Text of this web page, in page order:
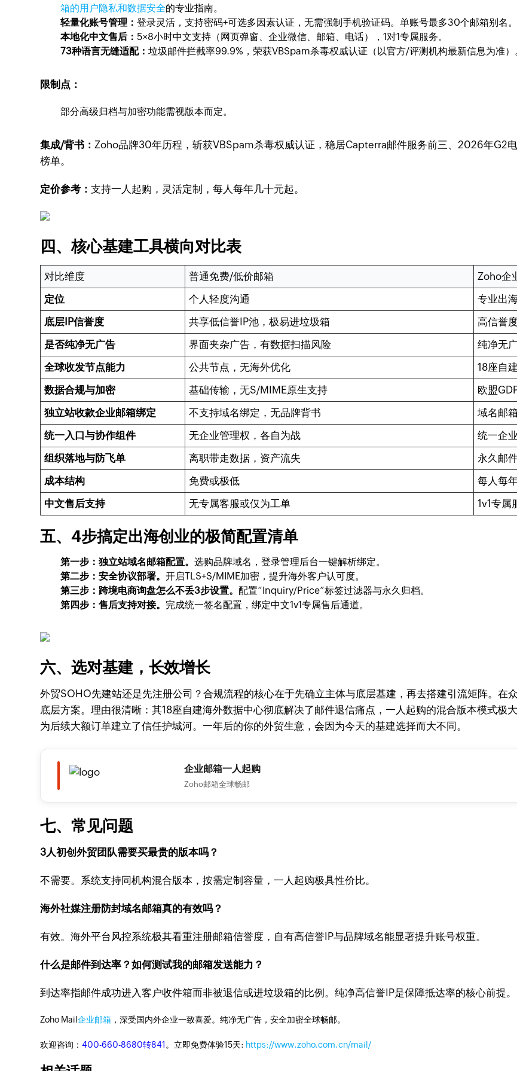
箱的用户隐私和数据安全的专业指南。
轻量化账号管理：登录灵活，支持密码+可选多因素认证，无需强制手机验证码。单账号最多30个邮箱别名。
本地化中文售后： 5×8小时中文支持（网页弹窗、企业微信、邮箱、电话），1对1专属服务。
73种语言无缝适配：垃圾邮件拦截率99.9%，荣获VBSpam杀毒权威认证（以官方/评测机构最新信息为准）
限制点：
部分高级归档与加密功能需视版本而定。
集成/背书：Zoho品牌30年历程，斩获VBSpam杀毒权威认证，稳居Capterra邮件服务前三、2026年G2
榜单。
定价参考：支持一人起购，灵活定制，每人每年几十元起。
四、核心基建工具横向对比表
对比维度 普通免费/低价邮箱
Zoho企
定位
个人轻度沟通
专业出
底层IP信誉度
共享低信誉IP池，极易进垃圾箱
高信誉
是否纯净无广告
界面夹杂广告，有数据扫描风险
纯净无
全球收发节点能力
公共节点，无海外优化
18座自
数据合规与加密
基础传输，无S/MIME原生支持
欧盟
独立站收款企业邮箱绑定
不支持域名绑定，无品牌背书
域名邮
统一入口与协作组件
无企业管理权，各自为战
统一企
组织落地与防飞单
离职带走数据，资产流失
永久邮
成本结构
免费或极低
每人每
中文售后支持
无专属客服或仅为工单 1v1专属
五、4步搞定出海创业的极简配置清单
第一步：独立站域名邮箱配置。选购品牌域名，登录管理后台一键解析绑定。
第二步：安全协议部署。开启TLS+S/MIME加密，提升海外客户认可度。
第三步：跨境电商询盘怎么不丢3步设置。配置“Inquiry/Price”标签过滤器与永久归档。
第四步：售后支持对接。 完成统一签名配置，绑定中文1v1专属售后通道。
六、选对基建，长效增长
外贸SOHO先建站还是先注册公司？合规流程的核心在于先确立主体与底层基建，再去搭建引流矩阵。在
底层方案。理由很清晰：其18座自建海外数据中心彻底解决了邮件退信痛点，一人起购的混合版本模式极
为后续大额订单建立了信任护城河。一年后的你的外贸生意，会因为今天的基建选择而大不同。
企业邮箱一人起购
Zoho邮箱全球畅邮
七、常见问题
3人初创外贸团队需要买最贵的版本吗？
不需要。系统支持同机构混合版本，按需定制容量，一人起购极具性价比。
海外社媒注册防封域名邮箱真的有效吗？
有效。海外平台风控系统极其看重注册邮箱信誉度，自有高信誉IP与品牌域名能显著提升账号权重。
什么是邮件到达率？如何测试我的邮箱发送能力？
到达率指邮件成功进入客户收件箱而非被退信或进垃圾箱的比例。纯净高信誉IP是保障抵达率的核心前提。
Zoho Mail企业邮箱 ，深受国内外企业一致喜爱。纯净无广告，安全加密全球畅邮。
欢迎咨询：400-660-8680转841 。立即免费体验15天: https://www.zoho.com.cn/mail/